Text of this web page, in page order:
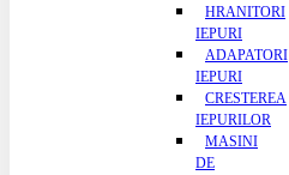
HRANITORI
IEPURI
ADAPATORI
IEPURI
CRESTEREA
IEPURILOR
MASINI
DE